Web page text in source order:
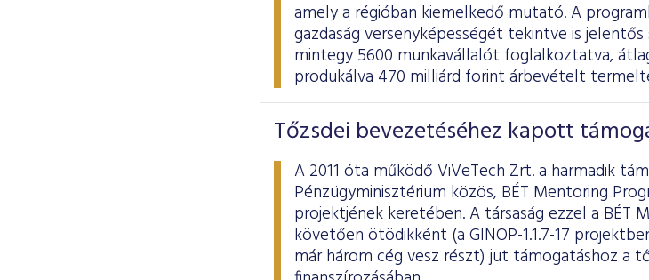
amely a régióban kiemelkedő mutató. A
gazdaság versenyképességét tekintve is
mintegy 5600 munkavállalót foglalkoztatva,
produkálva 470 milliárd forint árbevételt
Tőzsdei bevezetéséhez kapott
A 2011 óta működő ViVeTech Zrt. a harmadik
Pénzügyminisztérium közös, BÉT Mentoring
projektjének keretében. A társaság ezzel a BÉT
követően ötödikként (a GINOP-1.1.7-17
már három cég vesz részt) jut támogatáshoz a